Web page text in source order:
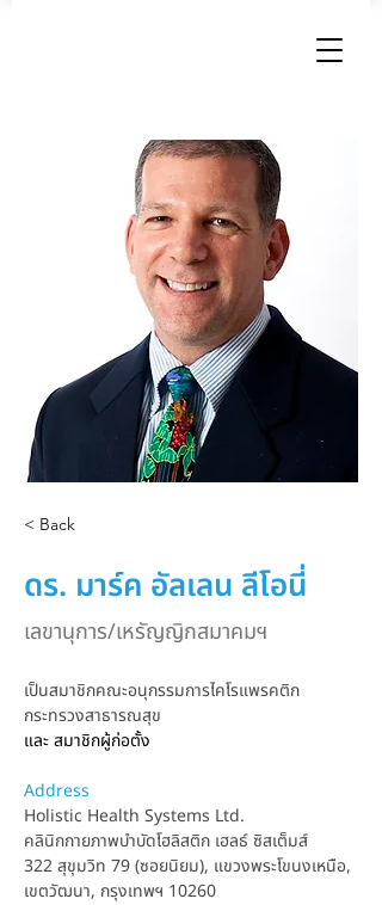
< Back
ดร. มาร์ค อัลเลน ลีโอนี่
เลขานุการ/เหรัญญิกสมาคมฯ
เป็นสมาชิกคณะอนุกรรมการไคโรแพรคติก
กระทรวงสาธารณสุข
และ สมาชิกผู้ก่อตั้ง
Address
Holistic Health Systems Ltd.
คลินิกกายภาพบำบัดโฮลิสติก เฮลธ์ ซิสเต็มส์
322 สุขุมวิท 79 (ซอยนิยม), แขวงพระโขนงเหนือ,
เขตวัฒนา, กรุงเทพฯ 10260